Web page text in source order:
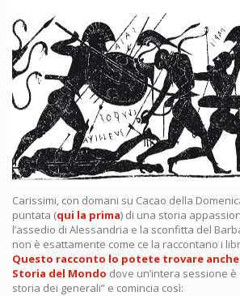
Carissimi, con domani su Cacao della
puntata (qui la prima) di una storia
l’assedio di Alessandria e la sconfitta del
non è esattamente come ce la raccontano i
Questo racconto lo potete trovare anche
Storia del Mondo dove un’intera sessione
storia dei generali” e comincia così: